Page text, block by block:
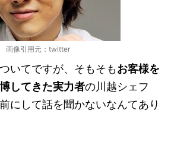
画像引用元：twitter
いてですが、そもそもお客様を
してきた実力者の川越シェフ
にして話を聞かないなんてあり